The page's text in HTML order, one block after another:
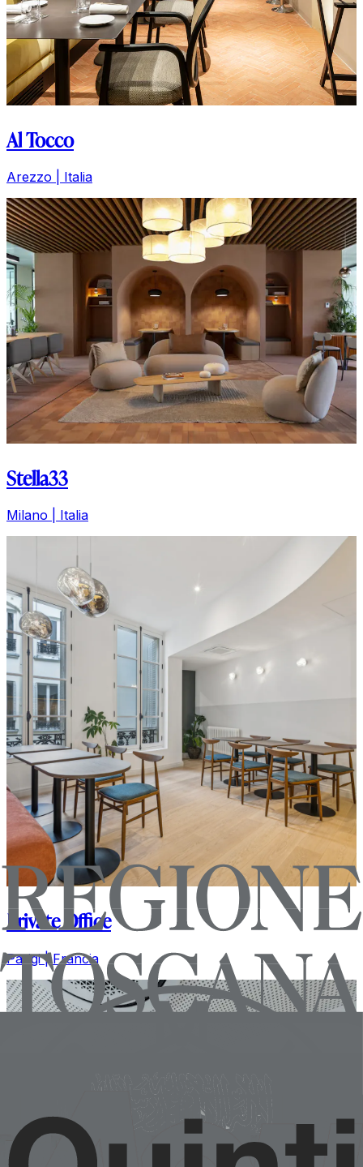
Al Tocco
Arezzo | Italia
Stella33
Milano | Italia
Private Office
Parigi | Francia